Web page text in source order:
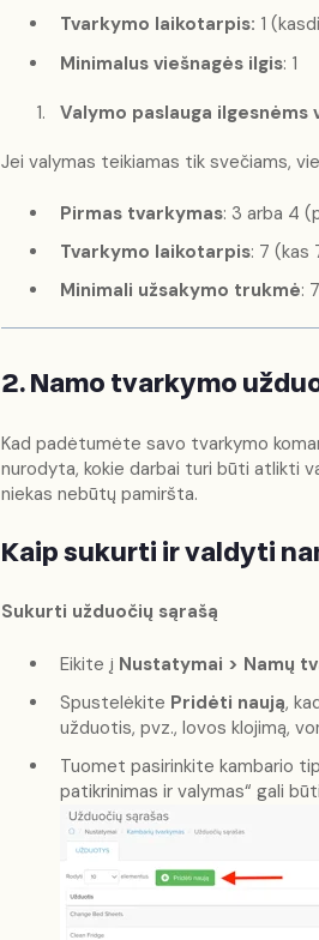
Tvarkymo laikotarpis: 1
Minimalus viešnagės ilgis: 1
Valymo paslauga ilgesnėms
Jei valymas teikiamas tik svečiams,
Pirmas tvarkymas: 3 arba 4
Tvarkymo laikotarpis: 7 (kas
Minimali užsakymo trukmė: 7
2. Namo tvarkymo
Kad padėtumėte savo tvarkymo
nurodyta, kokie darbai turi būti atlikti
niekas nebūtų pamiršta.
Kaip sukurti ir valdyti
Sukurti užduočių sąrašą
Eikite į Nustatymai > Namų
Spustelėkite Pridėti naują,
užduotis, pvz., lovos klojimą,
Tuomet pasirinkite kambario
patikrinimas ir valymas“ gali